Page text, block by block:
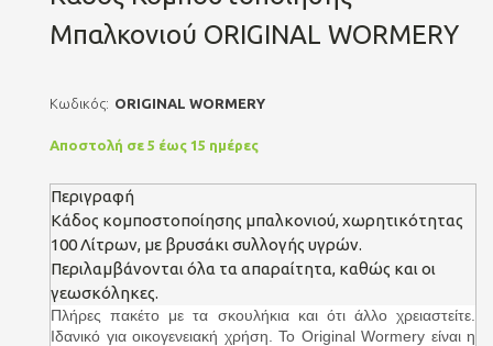
Μπαλκονιού ORIGINAL WORMERY
Κωδικός: ORIGINAL WORMERY
Αποστολή σε 5 έως 15 ημέρες
Περιγραφή
Κάδος κομποστοποίησης μπαλκονιού, χωρητικότητας
100 Λίτρων, με βρυσάκι συλλογής υγρών.
Περιλαμβάνονται όλα τα απαραίτητα, καθώς και οι
γεωσκόληκες.
Πλήρες πακέτο με τα σκουλήκια και ότι άλλο χρειαστείτε.
Ιδανικό για οικογενειακή χρήση. Το Original Wormery είναι η